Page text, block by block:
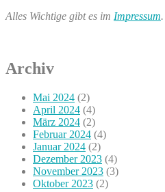
Alles Wichtige gibt es im Impressum.
Archiv
Mai 2024 (2)
April 2024 (4)
März 2024 (2)
Februar 2024 (4)
Januar 2024 (2)
Dezember 2023 (4)
November 2023 (3)
Oktober 2023 (2)